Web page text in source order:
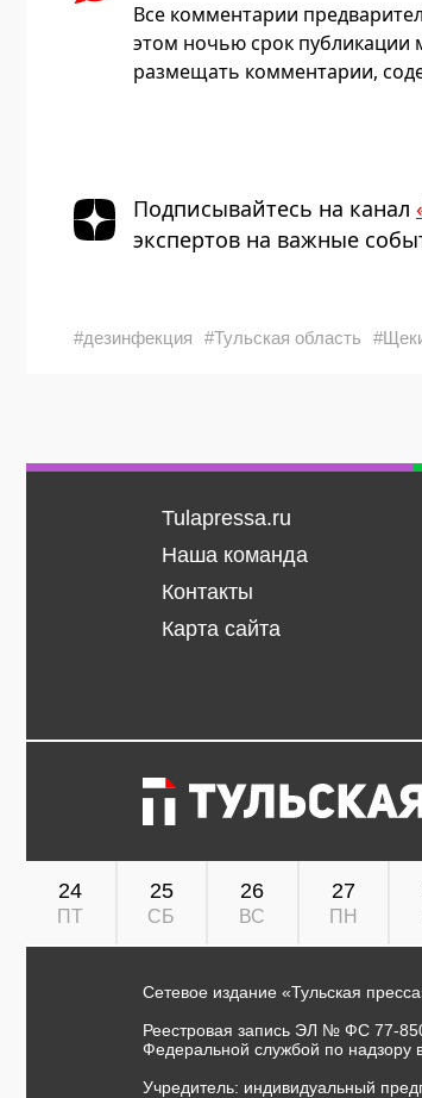
Все комментарии
этом ночью срок публикации
размещать комментарии,
Подписывайтесь на канал
экспертов на важные
#дезинфекция #Тульская область
Tulapressa.ru
Наша команда
Контакты
Карта сайта
24
ПТ
25
СБ
26
ВС
27
ПН
Сетевое издание «Тульская
Реестровая запись ЭЛ № ФС 77-
Федеральной службой по надзору
Учредитель: индивидуальный